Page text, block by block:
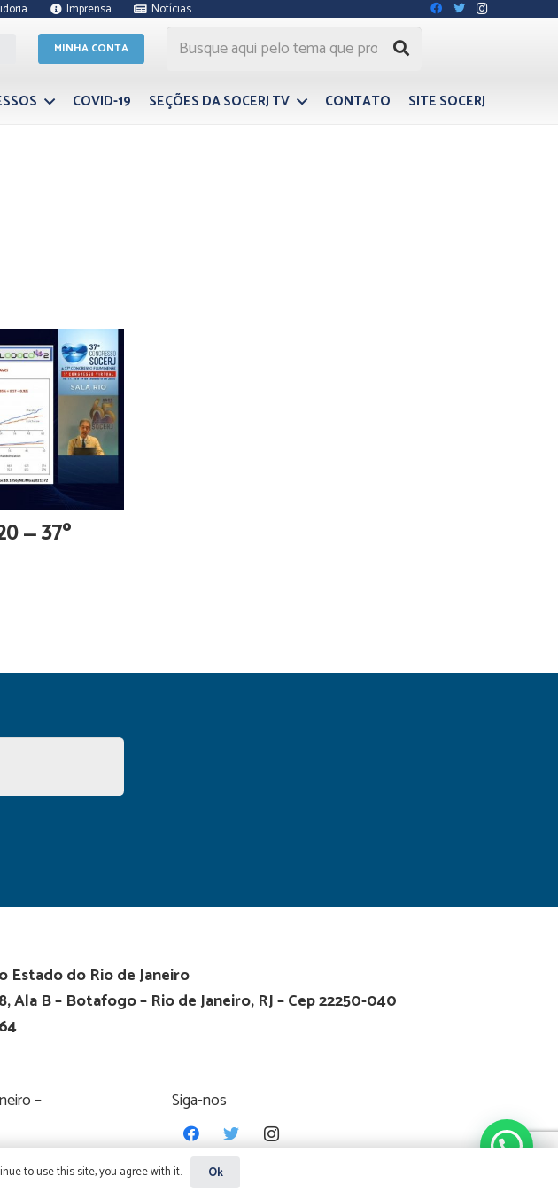
Imprensa Notícias
MINHA CONTA
COVID-19 SEÇÕES DA SOCERJ TV CONTATO SITE SOCERJ
– 37º
Estado do Rio de Janeiro
Ala B – Botafogo – Rio de Janeiro, RJ – Cep 22250-040
–
Siga-nos
to use this site, you agree with it. Ok